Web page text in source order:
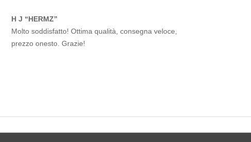
H J “HERMZ”
Molto soddisfatto! Ottima qualità, consegna veloce,
prezzo onesto. Grazie!